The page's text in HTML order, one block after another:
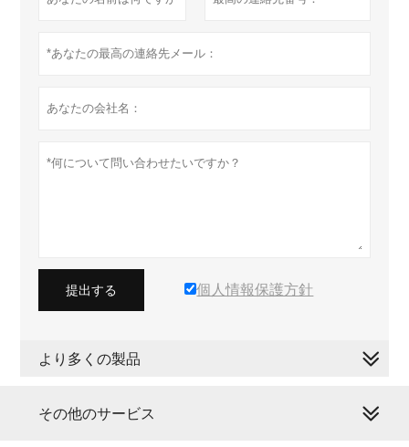
提出する 個人情報保護方針
より多くの製品
その他のサービス